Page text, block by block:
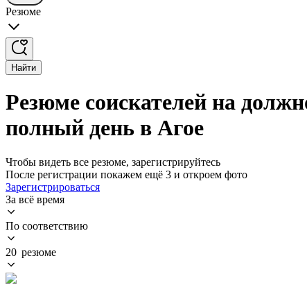
Резюме
Найти
Резюме соискателей на
полный день в Агое
Чтобы видеть все резюме, зарегистрируйтесь
После регистрации покажем ещё 3 и откроем фото
Зарегистрироваться
За всё время
По соответствию
20 резюме